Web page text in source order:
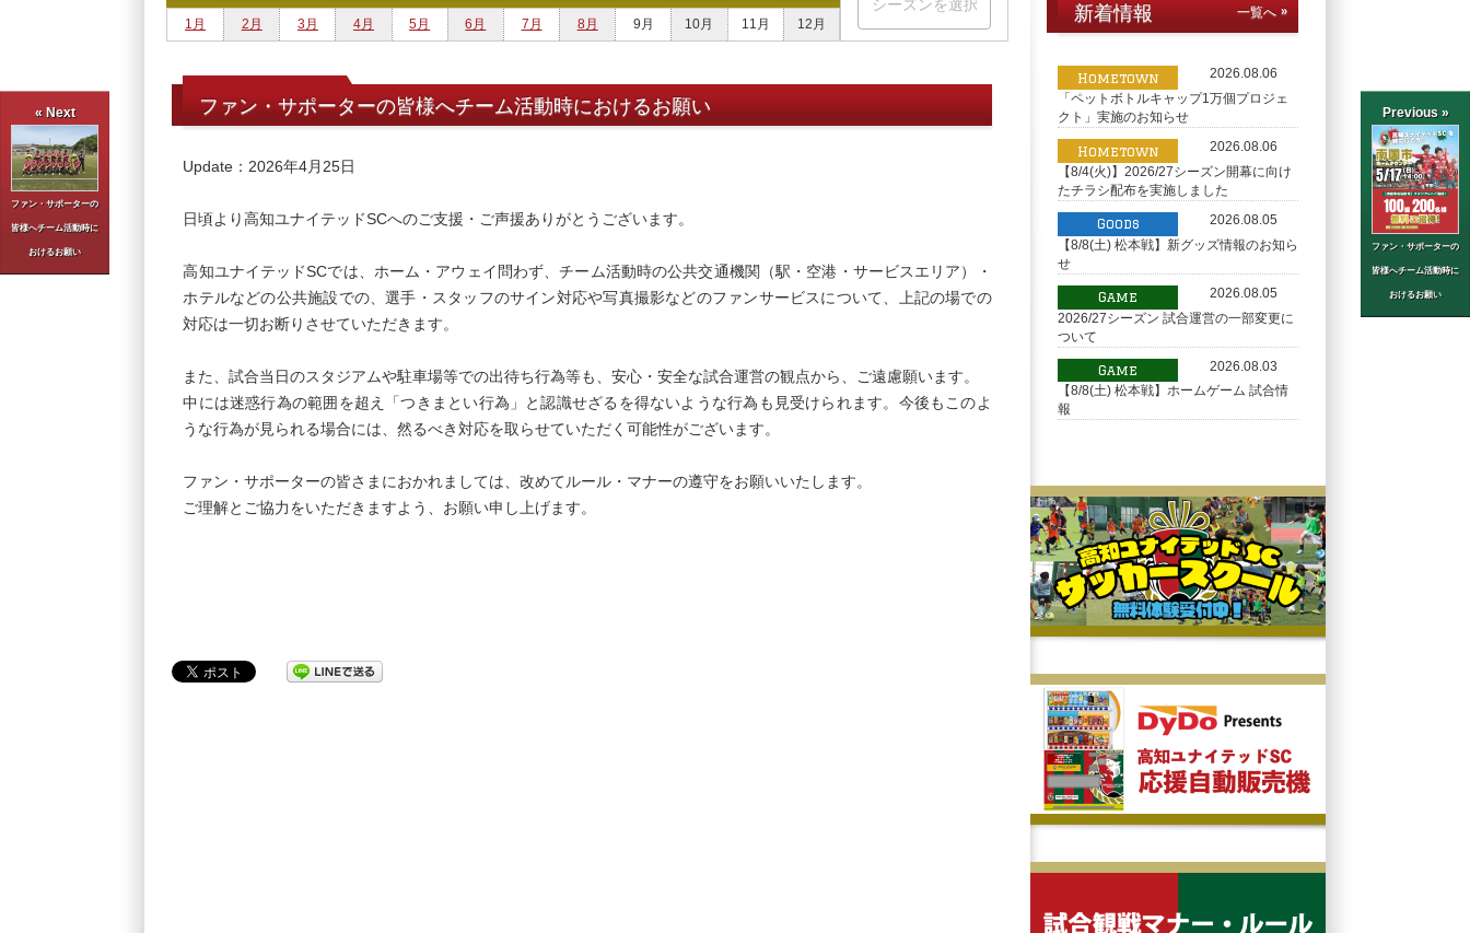
« Next
ファン・サポーターの
皆様へチーム活動時に
おけるお願い
Previous »
ファン・サポーターの
皆様へチーム活動時に
おけるお願い
1月 2月 3月 4月 5月 6月 7月 8月 9月 10月 11月 12月
ファン・サポーターの皆様へチーム活動時におけるお願い
Update：2026年4月25日
日頃より高知ユナイテッドSCへのご支援・ご声援ありがとうございます。
高知ユナイテッドSCでは、ホーム・アウェイ問わず、チーム活動時の公共交通機関（駅・空港・サービスエリア）・
ホテルなどの公共施設での、選手・スタッフのサイン対応や写真撮影などのファンサービスについて、上記の場での
対応は一切お断りさせていただきます。
また、試合当日のスタジアムや駐車場等での出待ち行為等も、安心・安全な試合運営の観点から、ご遠慮願います。
中には迷惑行為の範囲を超え「つきまとい行為」と認識せざるを得ないような行為も見受けられます。今後もこのよ
うな行為が見られる場合には、然るべき対応を取らせていただく可能性がございます。
ファン・サポーターの皆さまにおかれましては、改めてルール・マナーの遵守をお願いいたします。
ご理解とご協力をいただきますよう、お願い申し上げます。
新着情報 一覧へ »
Hometown
2026.08.06
「ペットボトルキャップ1万個プロジェ
クト」実施のお知らせ
Hometown
2026.08.06
【8/4(火)】2026/27シーズン開幕に向け
たチラシ配布を実施しました
Goods
2026.08.05
【8/8(土) 松本戦】新グッズ情報のお知ら
せ
Game
2026.08.05
2026/27シーズン 試合運営の一部変更に
ついて
Game
2026.08.03
【8/8(土) 松本戦】ホームゲーム 試合情
報